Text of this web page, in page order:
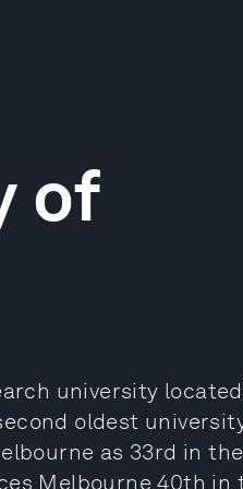
of
university
oldest
as 33rd in
Melbourne 40th in